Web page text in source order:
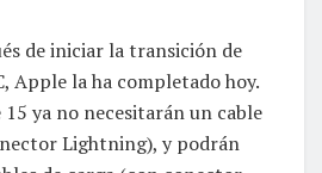
de iniciar la transición de
Apple la ha completado hoy.
15 ya no necesitarán un cable
Lightning), y podrán